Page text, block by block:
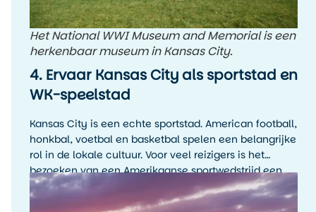
Het National WWI Museum and Memorial is een
herkenbaar museum in Kansas City.
4. Ervaar Kansas City als sportstad en
WK-speelstad
Kansas City is een echte sportstad. American football,
honkbal, voetbal en basketbal spelen een belangrijke
rol in de lokale cultuur. Voor veel reizigers is het
bezoeken van een Amerikaanse sportwedstrijd een
hoogtepunt van de reis, zelfs als je de sport zelf niet
wekelijks volgt.